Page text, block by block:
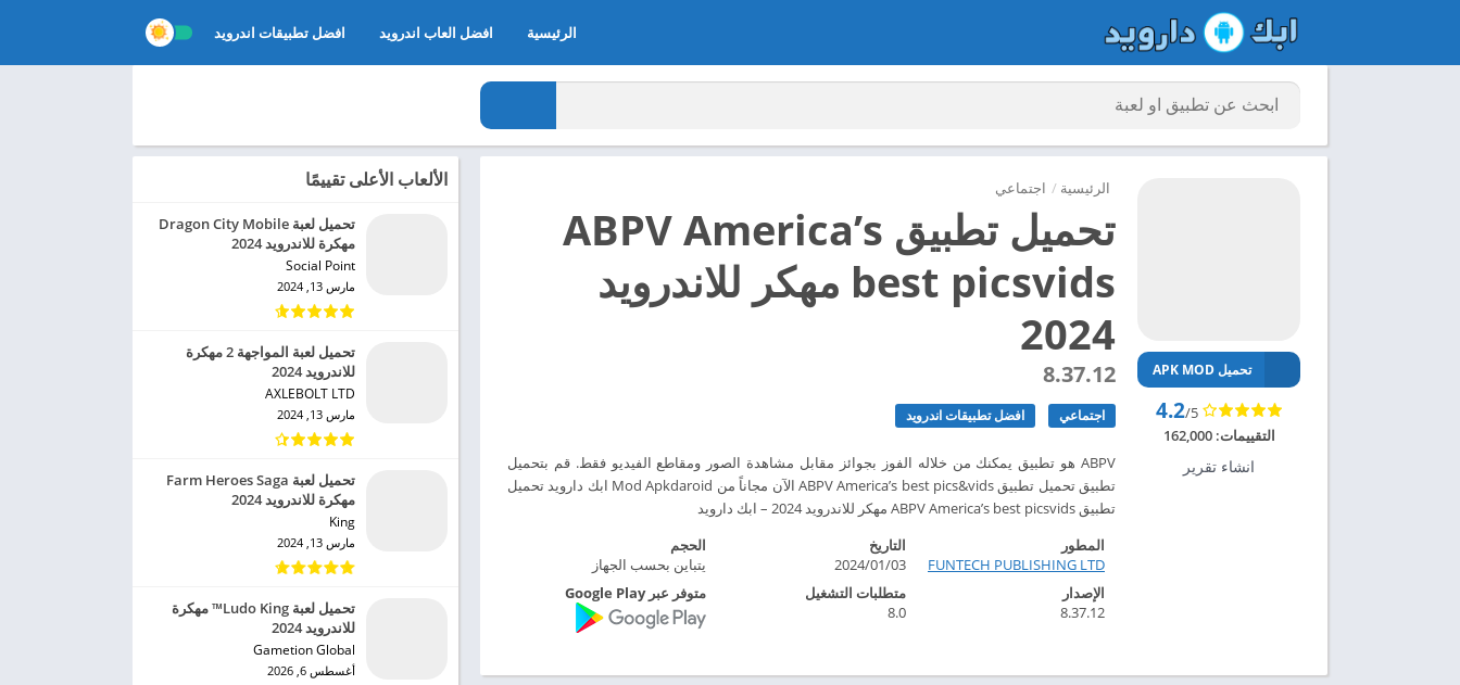
الرئيسية افضل العاب اندرويد افضل تطبيقات اندرويد
الرئيسية / اجتماعي
تحميل تطبيق ABPV America’s
best picsvids مهكر للاندرويد
2024
8.37.12
اجتماعي افضل تطبيقات اندرويد
ABPV هو تطبيق يمكنك من خلاله الفوز بجوائز مقابل مشاهدة الصور ومقاطع الفيديو فقط. قم بتحميل
تطبيق تحميل تطبيق ABPV America’s best pics&vids الآن مجاناً من Mod Apkdaroid ابك دارويد تحميل
تطبيق ABPV America’s best picsvids مهكر للاندرويد 2024 – ابك دارويد
تحميل APK MOD
4.2/5
التقييمات:162,000
انشاء تقرير
المطور
FUNTECH PUBLISHING LTD‏
التاريخ
2024/01/03
الحجم
يتباين بحسب الجهاز
الإصدار
8.37.12
متطلبات التشغيل
8.0
متوفر عبر Google Play
الألعاب الأعلى تقييمًا
تحميل لعبة Dragon City Mobile
مهكرة للاندرويد 2024
Social Point‏
مارس 13, 2024
تحميل لعبة المواجهة 2 مهكرة
للاندرويد 2024
AXLEBOLT LTD‏
مارس 13, 2024
تحميل لعبة Farm Heroes Saga
مهكرة للاندرويد 2024
King‏
مارس 13, 2024
تحميل لعبة Ludo King™ مهكرة
للاندرويد 2024
Gametion Global‏
أغسطس 6, 2026